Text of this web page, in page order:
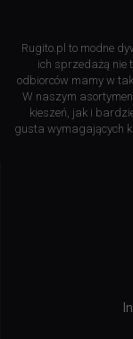
Rugito.pl to modne
ich sprzedażą nie
odbiorców mamy w
W naszym
kieszeń, jak i
gusta wymagających